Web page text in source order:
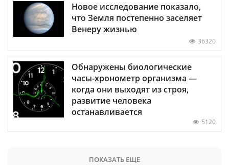
Новое исследование показало,
что Земля постепенно заселяет
Венеру жизнью
36320
Обнаружены биологические
часы-хронометр организма —
когда они выходят из строя,
развитие человека
останавливается
5120
ПОКАЗАТЬ ЕЩЕ